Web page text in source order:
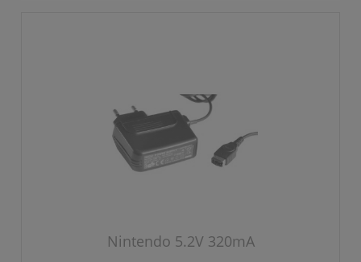
Nintendo 5.2V 320mA